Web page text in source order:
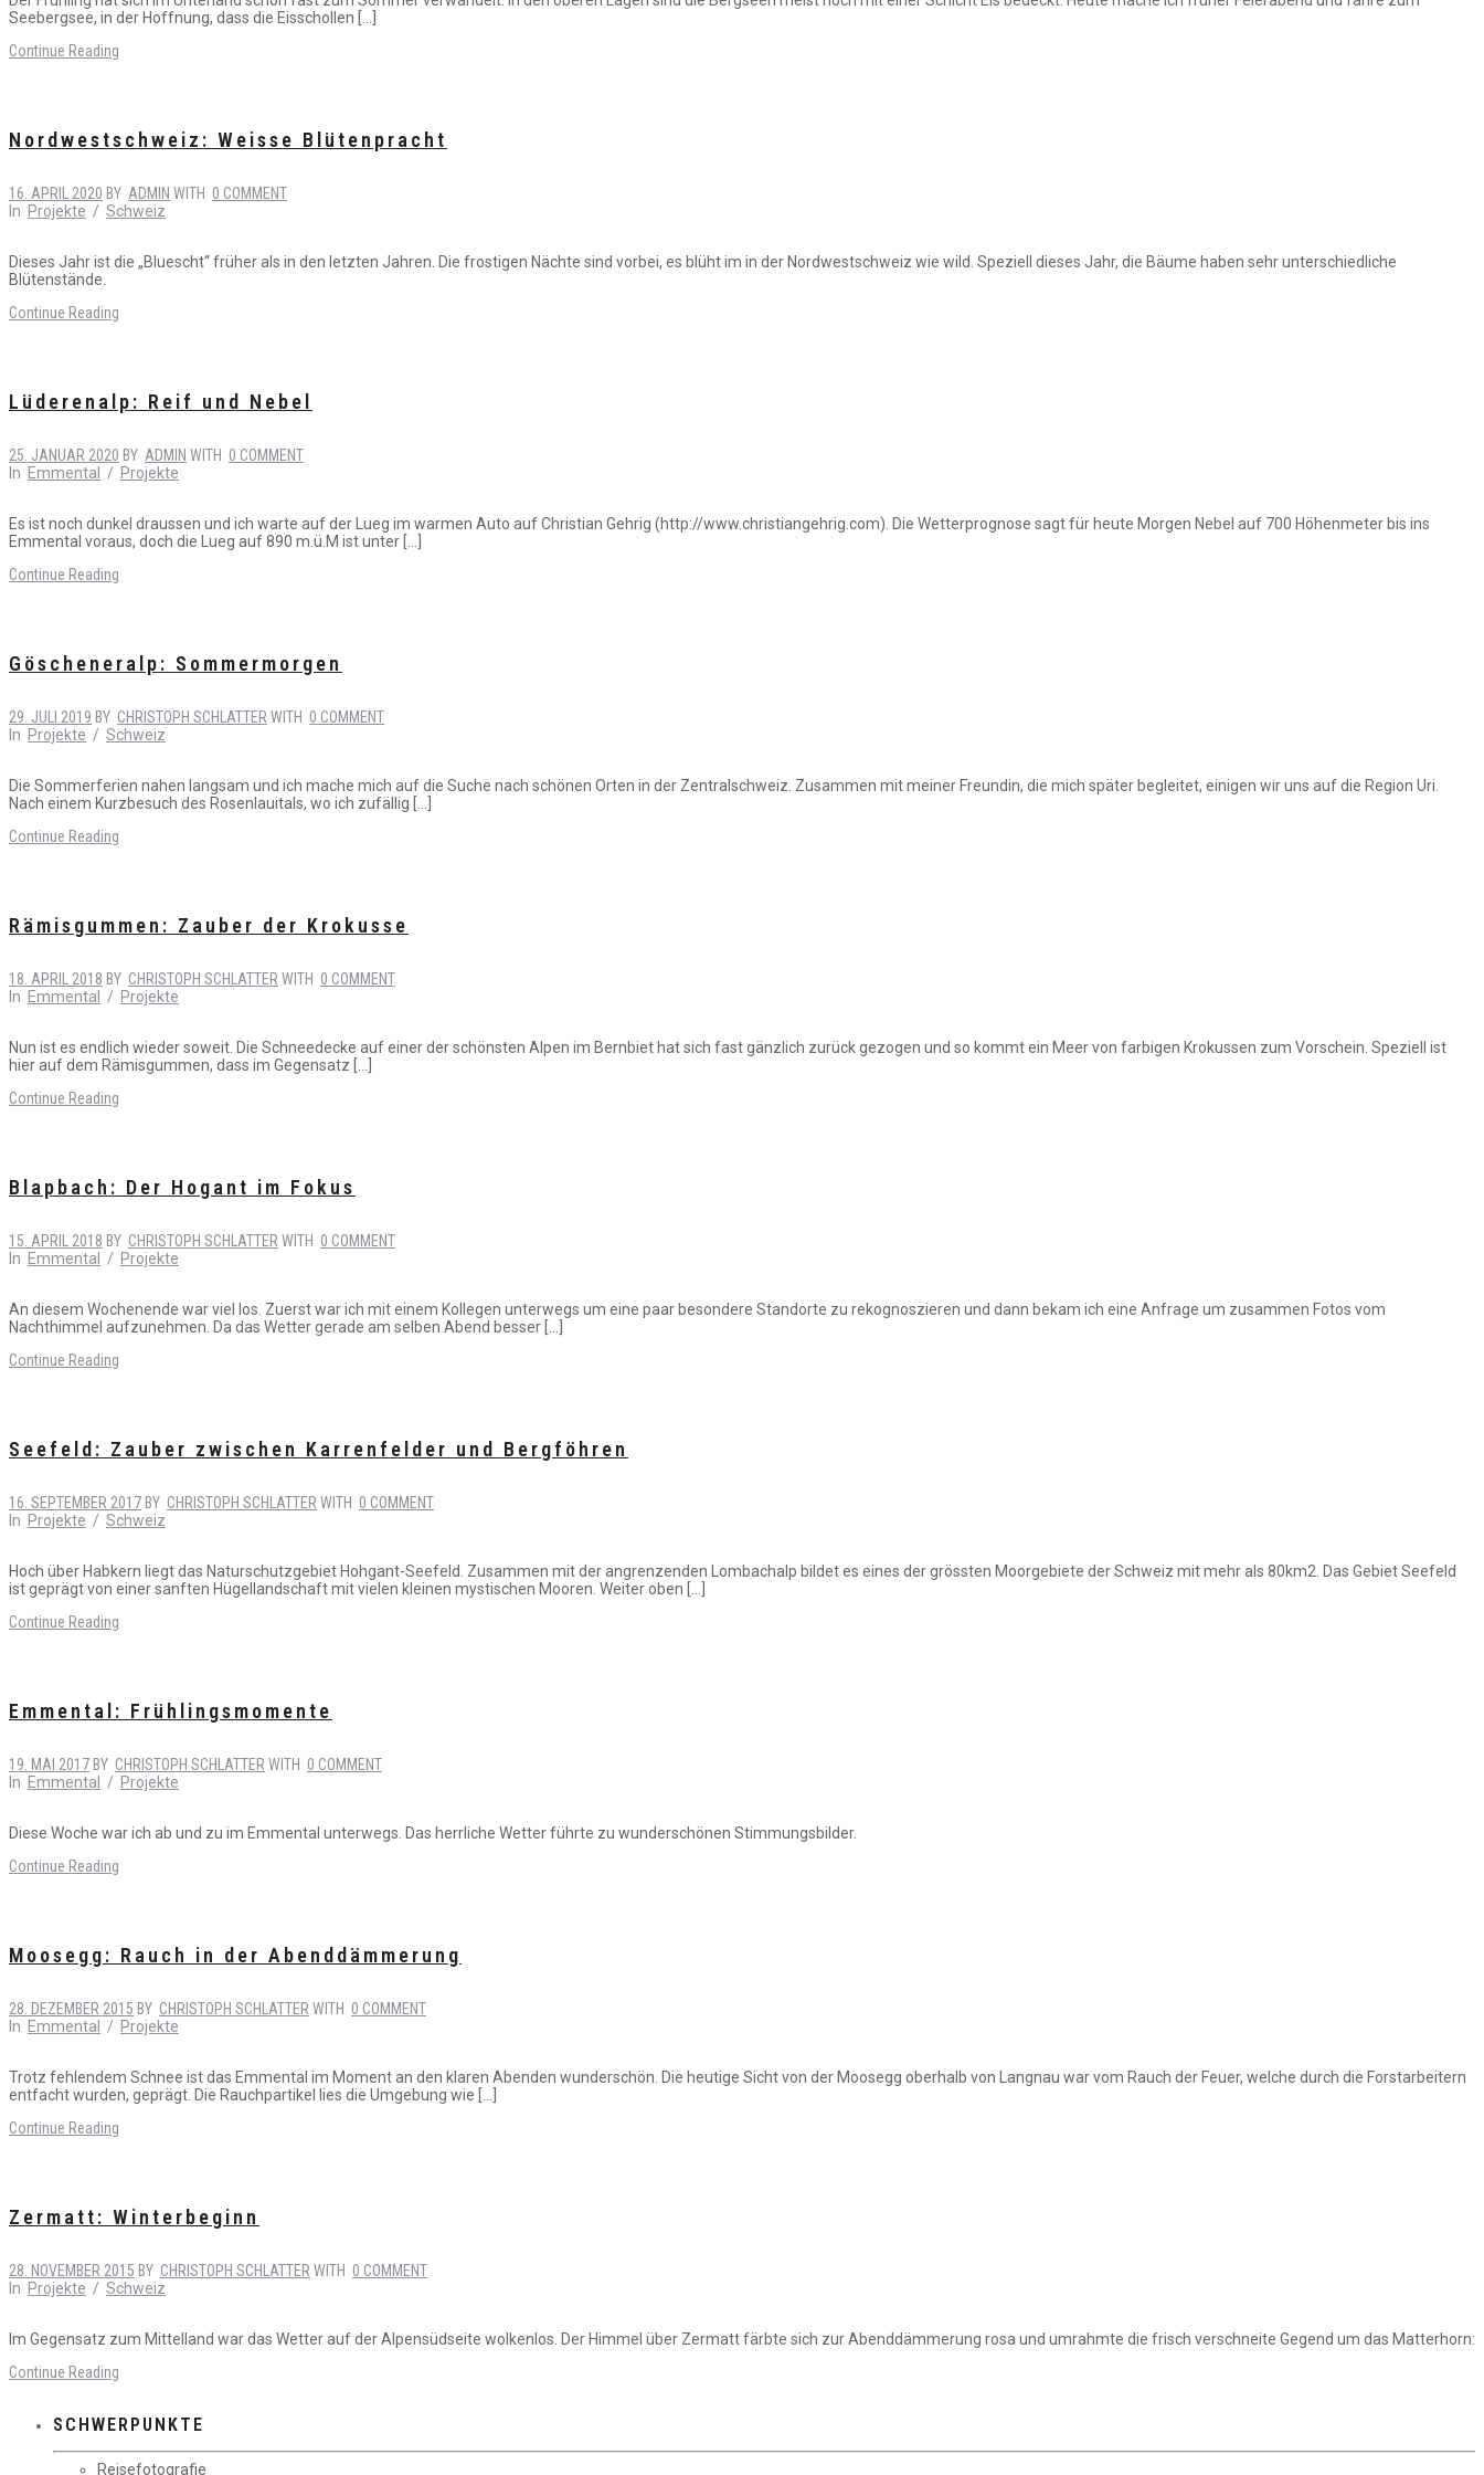
Seebergsee, in der Hoffnung, dass die Eisschollen […]
Continue Reading
Nordwestschweiz: Weisse Blütenpracht
16. APRIL 2020 BY ADMIN WITH 0 COMMENT
In Projekte / Schweiz
Dieses Jahr ist die „Bluescht“ früher als in den letzten Jahren. Die frostigen Nächte sind vorbei, es blüht im in der Nordwestschweiz wie wild. Speziell dieses Jahr, die Bäume haben sehr unterschiedliche
Blütenstände.
Continue Reading
Lüderenalp: Reif und Nebel
25. JANUAR 2020 BY ADMIN WITH 0 COMMENT
In Emmental / Projekte
Es ist noch dunkel draussen und ich warte auf der Lueg im warmen Auto auf Christian Gehrig (http://www.christiangehrig.com). Die Wetterprognose sagt für heute Morgen Nebel auf 700 Höhenmeter bis ins
Emmental voraus, doch die Lueg auf 890 m.ü.M ist unter […]
Continue Reading
Göscheneralp: Sommermorgen
29. JULI 2019 BY CHRISTOPH SCHLATTER WITH 0 COMMENT
In Projekte / Schweiz
Die Sommerferien nahen langsam und ich mache mich auf die Suche nach schönen Orten in der Zentralschweiz. Zusammen mit meiner Freundin, die mich später begleitet, einigen wir uns auf die Region Uri.
Nach einem Kurzbesuch des Rosenlauitals, wo ich zufällig […]
Continue Reading
Rämisgummen: Zauber der Krokusse
18. APRIL 2018 BY CHRISTOPH SCHLATTER WITH 0 COMMENT
In Emmental / Projekte
Nun ist es endlich wieder soweit. Die Schneedecke auf einer der schönsten Alpen im Bernbiet hat sich fast gänzlich zurück gezogen und so kommt ein Meer von farbigen Krokussen zum Vorschein. Speziell ist
hier auf dem Rämisgummen, dass im Gegensatz […]
Continue Reading
Blapbach: Der Hogant im Fokus
15. APRIL 2018 BY CHRISTOPH SCHLATTER WITH 0 COMMENT
In Emmental / Projekte
An diesem Wochenende war viel los. Zuerst war ich mit einem Kollegen unterwegs um eine paar besondere Standorte zu rekognoszieren und dann bekam ich eine Anfrage um zusammen Fotos vom
Nachthimmel aufzunehmen. Da das Wetter gerade am selben Abend besser […]
Continue Reading
Seefeld: Zauber zwischen Karrenfelder und Bergföhren
16. SEPTEMBER 2017 BY CHRISTOPH SCHLATTER WITH 0 COMMENT
In Projekte / Schweiz
Hoch über Habkern liegt das Naturschutzgebiet Hohgant-Seefeld. Zusammen mit der angrenzenden Lombachalp bildet es eines der grössten Moorgebiete der Schweiz mit mehr als 80km2. Das Gebiet Seefeld
ist geprägt von einer sanften Hügellandschaft mit vielen kleinen mystischen Mooren. Weiter oben […]
Continue Reading
Emmental: Frühlingsmomente
19. MAI 2017 BY CHRISTOPH SCHLATTER WITH 0 COMMENT
In Emmental / Projekte
Diese Woche war ich ab und zu im Emmental unterwegs. Das herrliche Wetter führte zu wunderschönen Stimmungsbilder.
Continue Reading
Moosegg: Rauch in der Abenddämmerung
28. DEZEMBER 2015 BY CHRISTOPH SCHLATTER WITH 0 COMMENT
In Emmental / Projekte
Trotz fehlendem Schnee ist das Emmental im Moment an den klaren Abenden wunderschön. Die heutige Sicht von der Moosegg oberhalb von Langnau war vom Rauch der Feuer, welche durch die Forstarbeitern
entfacht wurden, geprägt. Die Rauchpartikel lies die Umgebung wie […]
Continue Reading
Zermatt: Winterbeginn
28. NOVEMBER 2015 BY CHRISTOPH SCHLATTER WITH 0 COMMENT
In Projekte / Schweiz
Im Gegensatz zum Mittelland war das Wetter auf der Alpensüdseite wolkenlos. Der Himmel über Zermatt färbte sich zur Abenddämmerung rosa und umrahmte die frisch verschneite Gegend um das Matterhorn:
Continue Reading
SCHWERPUNKTE
Reisefotografie